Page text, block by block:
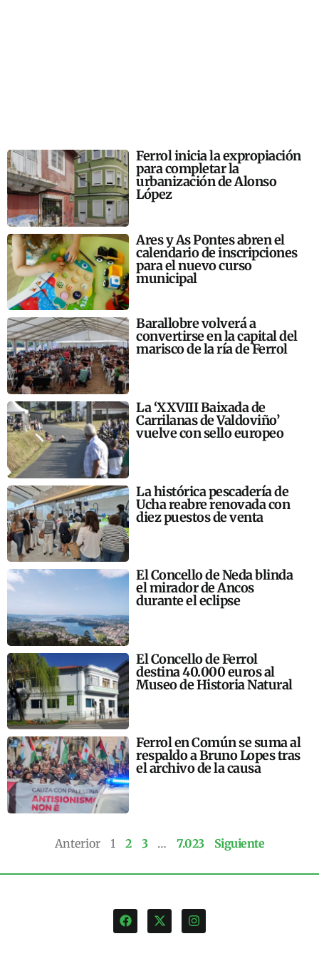
Ferrol inicia la expropiación
para completar la
urbanización de Alonso
López
Ares y As Pontes abren el
calendario de inscripciones
para el nuevo curso
municipal
Barallobre volverá a
convertirse en la capital del
marisco de la ría de Ferrol
La ‘XXVIII Baixada de
Carrilanas de Valdoviño’
vuelve con sello europeo
La histórica pescadería de
Ucha reabre renovada con
diez puestos de venta
El Concello de Neda blinda
el mirador de Ancos
durante el eclipse
El Concello de Ferrol
destina 40.000 euros al
Museo de Historia Natural
Ferrol en Común se suma al
respaldo a Bruno Lopes tras
el archivo de la causa
Anterior 1 2 3 … 7.023 Siguiente